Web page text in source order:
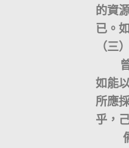
的資
已。
（三
曾
如能
所應
乎，
儒